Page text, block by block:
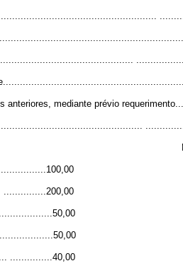
anteriores, mediante prévio
...............200,00
...............40,00